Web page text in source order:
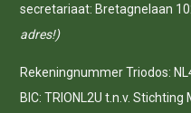
secretariaat: Bretagnelaan
adres!)
Rekeningnummer Triodos:
BIC: TRIONL2U t.n.v.